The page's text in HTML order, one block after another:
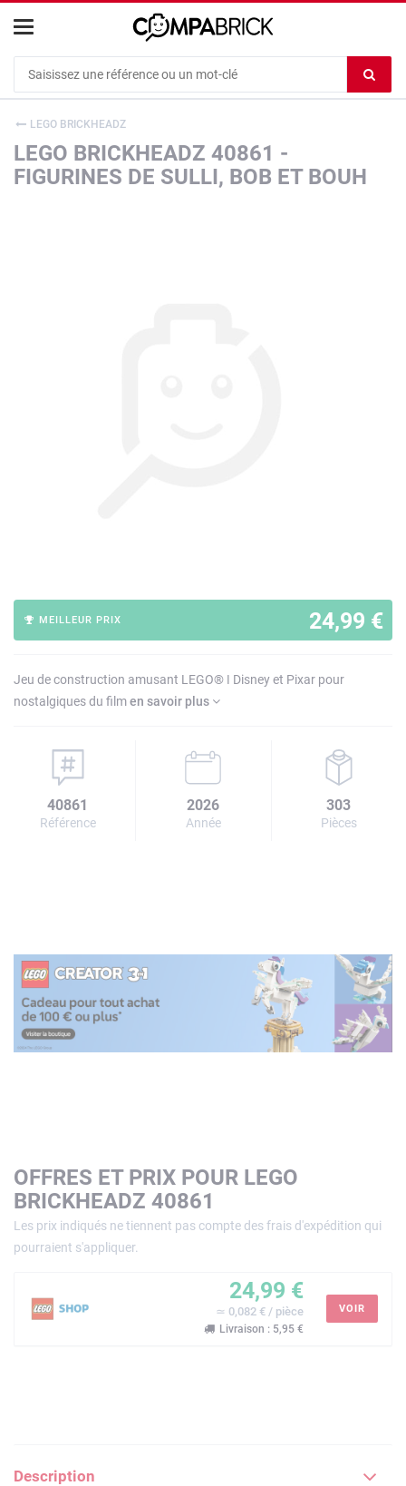
le
LEGO BRICKHEADZ
LEGO BRICKHEADZ 40861 -
FIGURINES DE SULLI, BOB ET BOUH
24,99 €
MEILLEUR PRIX
Jeu de construction amusant LEGO® ǀ Disney et Pixar pour
nostalgiques du filmen savoir plus
40861
Référence
2026
Année
303
Pièces
OFFRES ET PRIX POUR LEGO
BRICKHEADZ 40861
Les prix indiqués ne tiennent pas compte des frais d'expédition qui
pourraient s'appliquer.
24,99 €
≃ 0,082 € / pièce
Livraison : 5,95 €
VOIR
Description
Cookies management panel